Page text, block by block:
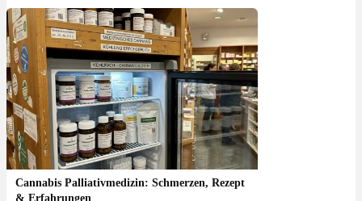
Cannabis Palliativmedizin: Schmerzen, Rezept
& Erfahrungen